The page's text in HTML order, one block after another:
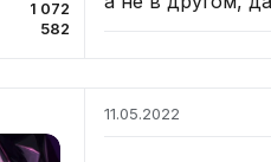
1 072
582
11.05.2022